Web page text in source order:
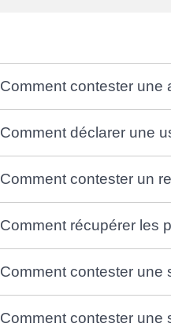
Comment contester une
Comment déclarer une
Comment contester un
Comment récupérer les
Comment contester une
Comment contester une